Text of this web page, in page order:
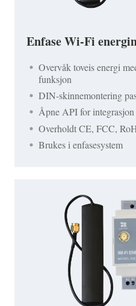
Enfase Wi-Fi
Overvåk toveis energi
funksjon
DIN-skinnemontering
Åpne API for integrasjon
Overholdt CE, FCC,
Brukes i enfasesystem